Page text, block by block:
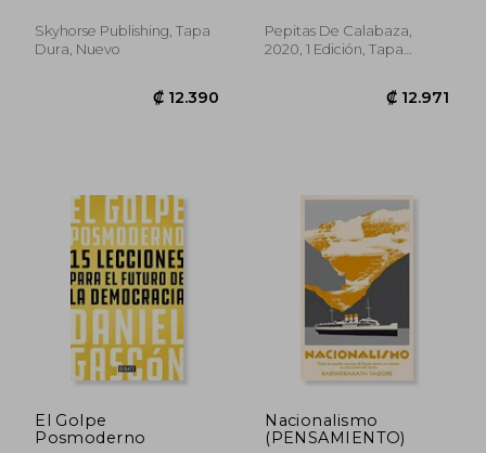
Skyhorse Publishing, Tapa
Dura, Nuevo
Pepitas De Calabaza,
2020, 1 Edición, Tapa
El Golpe
Posmoderno
Nacionalismo
(PENSAMIENTO)